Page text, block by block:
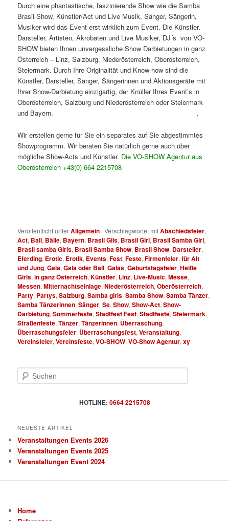
Durch eine phantastische, faszinierende Show wie die Samba
Brasil Show, Künstler/Act und Live Musik, Sänger, Sängerin,
Musiker wird das Event erst wirklich zum Event. Die Künstler,
Darsteller, Artisten, Akrobaten und Live Musiker, DJ´s von VO-
SHOW bieten Ihnen unvergessliche Show Darbietungen in ganz
Österreich – Linz, Salzburg, Niederösterreich, Oberösterreich,
Steiermark. Durch Ihre Originalität und Know-how sind die
Künstler, Darsteller, Sänger, Sängerinnen und Aktionsgeräte mit
Ihrer Show-Darbietung einzigartig, der Knüller Ihres Event’s in
Oberösterreich, Salzburg und Niederösterreich oder Steiermark
und Bayern.
.
Wir erstellen gerne für Sie ein separates auf Sie abgestimmtes
Showprogramm. Wir beraten Sie natürlich gerne auch über
mögliche Show-Acts und Künstler. Die VO-SHOW Agentur aus
Oberösterreich +43(0) 664 2215708
Veröffentlicht unterAllgemein |Verschlagwortet mitAbschiedsfeier,
Act, Ball, Bälle, Bayern, Brasil Gils, Brasil Girl, Brasil Samba Girl,
Brasil samba Girls, Brasil Samba Show, Brasil Show, Darsteller,
Eferding, Erotic, Erotik, Events,Fest,Feste,Firmenfeier,für Alt
und Jung,Gala,Gala oder Ball,Galas,Geburtstagsfeier,Heiße
Girls,in ganz Österreich,Künstler, Linz, Live-Music,Messe,
Messen,Mitternachtseinlage,Niederösterreich,Oberösterreich,
Party, Partys,Salzburg,Samba girls,Samba Show,Samba Tänzer,
Samba Tänzerinnen,Sänger,Se,Show,Show-Act,Show-
Darbietung,Sommerfeste,Stadtfest Fest,Stadtfeste,Steiermark,
Straßenfeste,Tänzer,Tänzerinnen, Überraschung,
Überraschungsfeier, Überraschungsfest,Veranstaltung,
Vereinsfeier,Vereinsfeste,VO-SHOW,VO-Show Agentur,xy
u
HOTLINE: 0664 2215708
NEUESTE ARTIKEL
Veranstaltungen Events 2026
Veranstaltungen Events 2025
Veranstaltungen Event 2024
Home